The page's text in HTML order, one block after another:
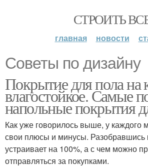
СТРОИТЬ
главная новости
Советы по дизайну
Покрытие для пола на
влагостойкое. Самые
напольные покрытия
Как уже говорилось выше, у каждого
свои плюсы и минусы. Разобравшись
устраивает на 100%, а с чем можно
отправляться за покупками.